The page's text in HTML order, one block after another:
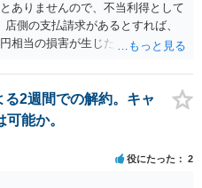
ありませんので、不当利得として
側の支払請求があるとすれば、
相当の損害が生じた場合です。ご
2週間での解約。キャ
能か。
役にたった 2